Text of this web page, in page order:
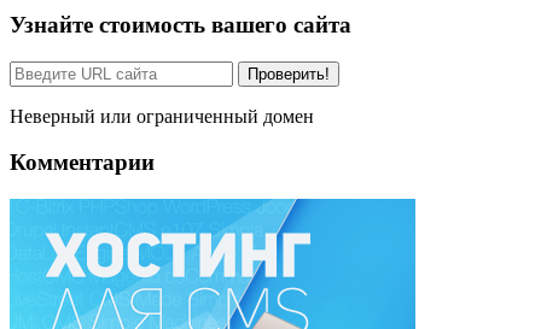
Узнайте стоимость вашего сайта
Проверить!
Неверный или ограниченный домен
Комментарии